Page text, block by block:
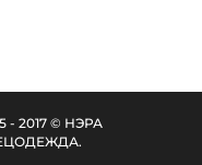
- 2017 © НЭРА